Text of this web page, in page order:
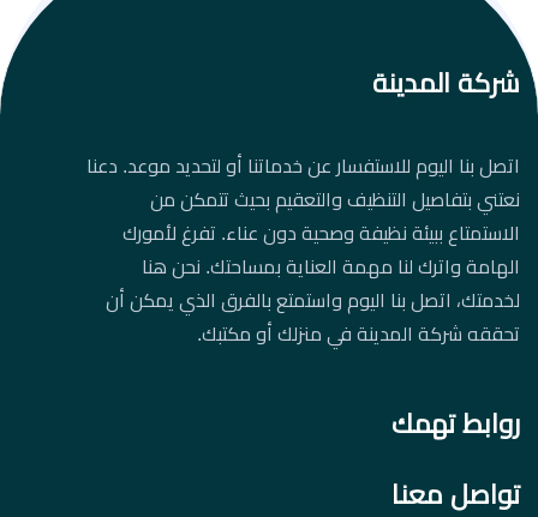
شركة المدينة
اتصل بنا اليوم للاستفسار عن خدماتنا أو لتحديد موعد. دعنا
نعتني بتفاصيل التنظيف والتعقيم بحيث تتمكن من
الاستمتاع ببيئة نظيفة وصحية دون عناء. تفرغ لأمورك
الهامة واترك لنا مهمة العناية بمساحتك. نحن هنا
لخدمتك، اتصل بنا اليوم واستمتع بالفرق الذي يمكن أن
تحققه شركة المدينة في منزلك أو مكتبك.
روابط تهمك
تواصل معنا